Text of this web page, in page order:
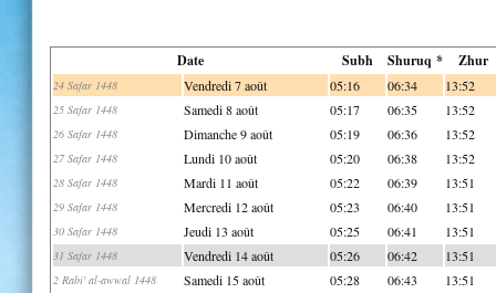
Date Subh Shuruq * Zhur
24 Safar 1448 Vendredi 7 août 05:16 06:34 13:52
25 Safar 1448 Samedi 8 août 05:17 06:35 13:52
26 Safar 1448 Dimanche 9 août 05:19 06:36 13:52
27 Safar 1448 Lundi 10 août 05:20 06:38 13:52
28 Safar 1448 Mardi 11 août 05:22 06:39 13:51
29 Safar 1448 Mercredi 12 août 05:23 06:40 13:51
30 Safar 1448 Jeudi 13 août 05:25 06:41 13:51
31 Safar 1448 Vendredi 14 août 05:26 06:42 13:51
2 Rabi' al-awwal 1448 Samedi 15 août 05:28 06:43 13:51